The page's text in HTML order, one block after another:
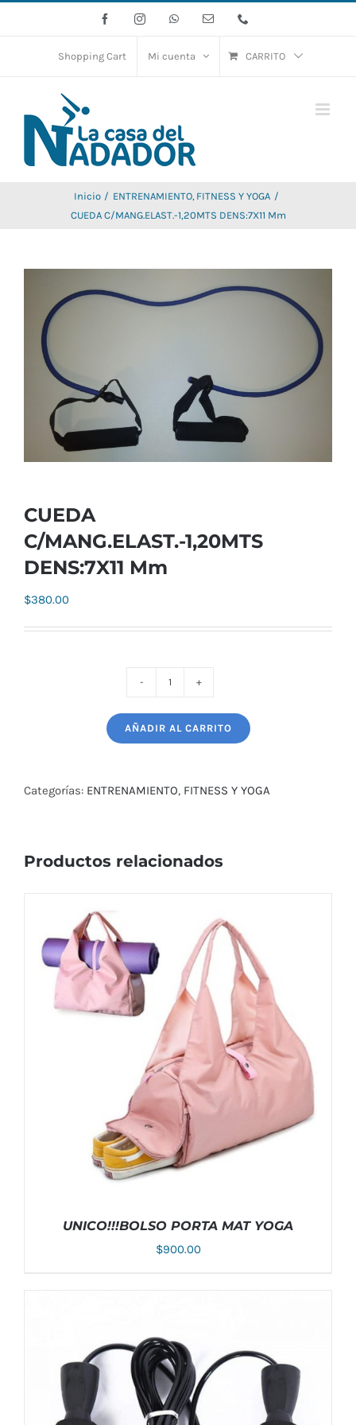
FacebookInstagramWhatsAppCorreo
Shopping Cart Mi cuenta CARRITO
Inicio ENTRENAMIENTO FITNESS Y YOGA
CUEDA C/MANG.ELAST.-1,20MTS DENS:7X11 Mm
CUEDA
C/MANG.ELAST.-1,20MTS
DENS:7X11 Mm
$380.00
C/MANG.ELAST.-1,20MTS
DENS:7X11
AÑADIR AL CARRITO
Categorías: ENTRENAMIENTO, FITNESS Y YOGA
Productos relacionados
AÑADIR AL CARRITO DETALLES
UNICO!!!BOLSO PORTA MAT YOGA
$900.00